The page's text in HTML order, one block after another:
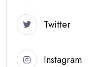
Twitter
Instagram